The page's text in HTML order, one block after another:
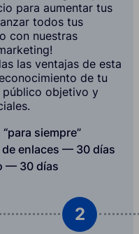
para aumentar tus
todos tus
con nuestras
las ventajas de esta
de tu
público objetivo y
siempre”
enlaces — 30 días
— 30 días
2